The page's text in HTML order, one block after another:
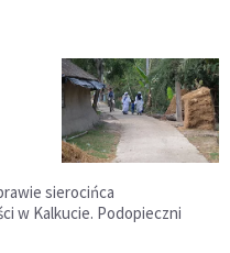
sierocińca
w Kalkucie. Podopieczni